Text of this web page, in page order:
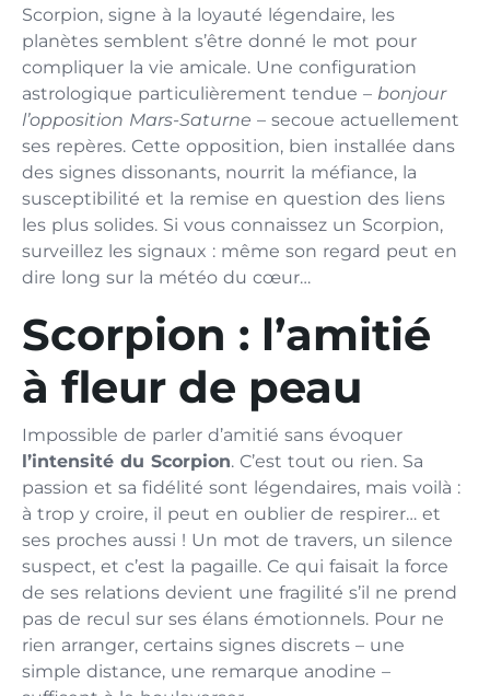
Scorpion, signe à la loyauté légendaire, les
planètes semblent s’être donné le mot pour
compliquer la vie amicale. Une configuration
astrologique particulièrement tendue – bonjour
l’opposition Mars-Saturne – secoue actuellement
ses repères. Cette opposition, bien installée dans
des signes dissonants, nourrit la méfiance, la
susceptibilité et la remise en question des liens
les plus solides. Si vous connaissez un Scorpion,
surveillez les signaux : même son regard peut en
dire long sur la météo du cœur…
Scorpion : l’amitié
à fleur de peau
Impossible de parler d’amitié sans évoquer
l’intensité du Scorpion. C’est tout ou rien. Sa
passion et sa fidélité sont légendaires, mais voilà :
à trop y croire, il peut en oublier de respirer… et
ses proches aussi ! Un mot de travers, un silence
suspect, et c’est la pagaille. Ce qui faisait la force
de ses relations devient une fragilité s’il ne prend
pas de recul sur ses élans émotionnels. Pour ne
rien arranger, certains signes discrets – une
simple distance, une remarque anodine –